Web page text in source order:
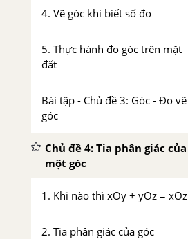
4. Vẽ góc khi biết số đo
5. Thực hành đo góc trên mặt
đất
Bài tập - Chủ đề 3: Góc - Đo vẽ
góc
Chủ đề 4: Tia phân giác của
một góc
1. Khi nào thì xOy + yOz = xOz
2. Tia phân giác của góc